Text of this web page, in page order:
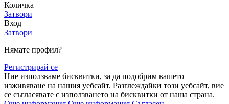
Количка
Затвори
Вход
Затвори
Нямате профил?
Регистрирай се
Ние използваме бисквитки, за да подобрим вашето
изживяване на нашия уебсайт. Разглеждайки този уебсайт, вие
се съгласявате с използването на бисквитки от наша страна.